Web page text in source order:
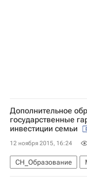
Дополнительное
государственные
инвестиции семьи
12 ноября 2015, 16:24
СН_Образование
Центральный ФО